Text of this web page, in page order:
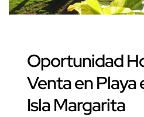
Oportunidad
Venta en Playa
Isla Margarita